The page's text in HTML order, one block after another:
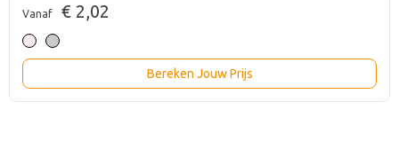
Vanaf € 2,02
Bereken Jouw Prijs